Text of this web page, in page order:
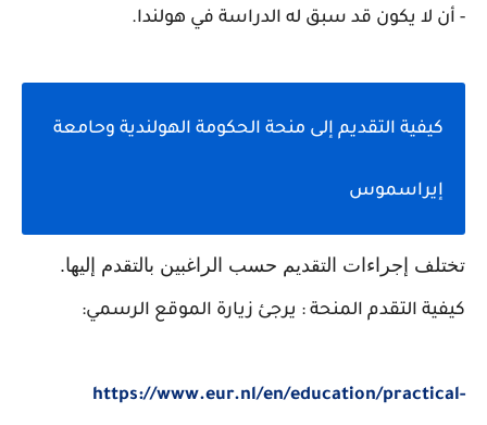
- أن لا يكون قد سبق له الدراسة في هولندا.
كيفية التقديم إلى منحة الحكومة الهولندية وحامعة
إيراسموس
تختلف إجراءات التقديم حسب الراغبين بالتقدم إليها.
كيفية التقدم المنحة : يرجئ زيارة الموقع الرسمي:
https://www.eur.nl/en/education/practical-